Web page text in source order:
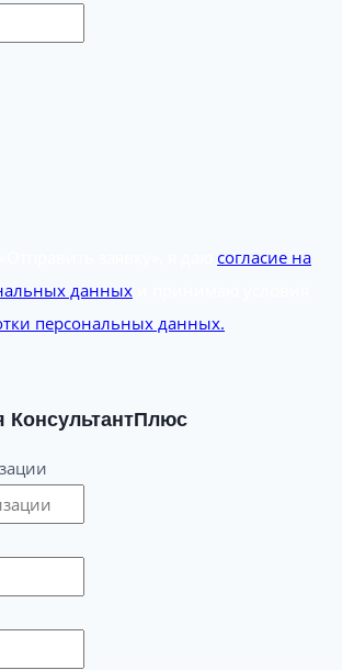
согласие на
данных
персональных данных.
КонсультантПлюс